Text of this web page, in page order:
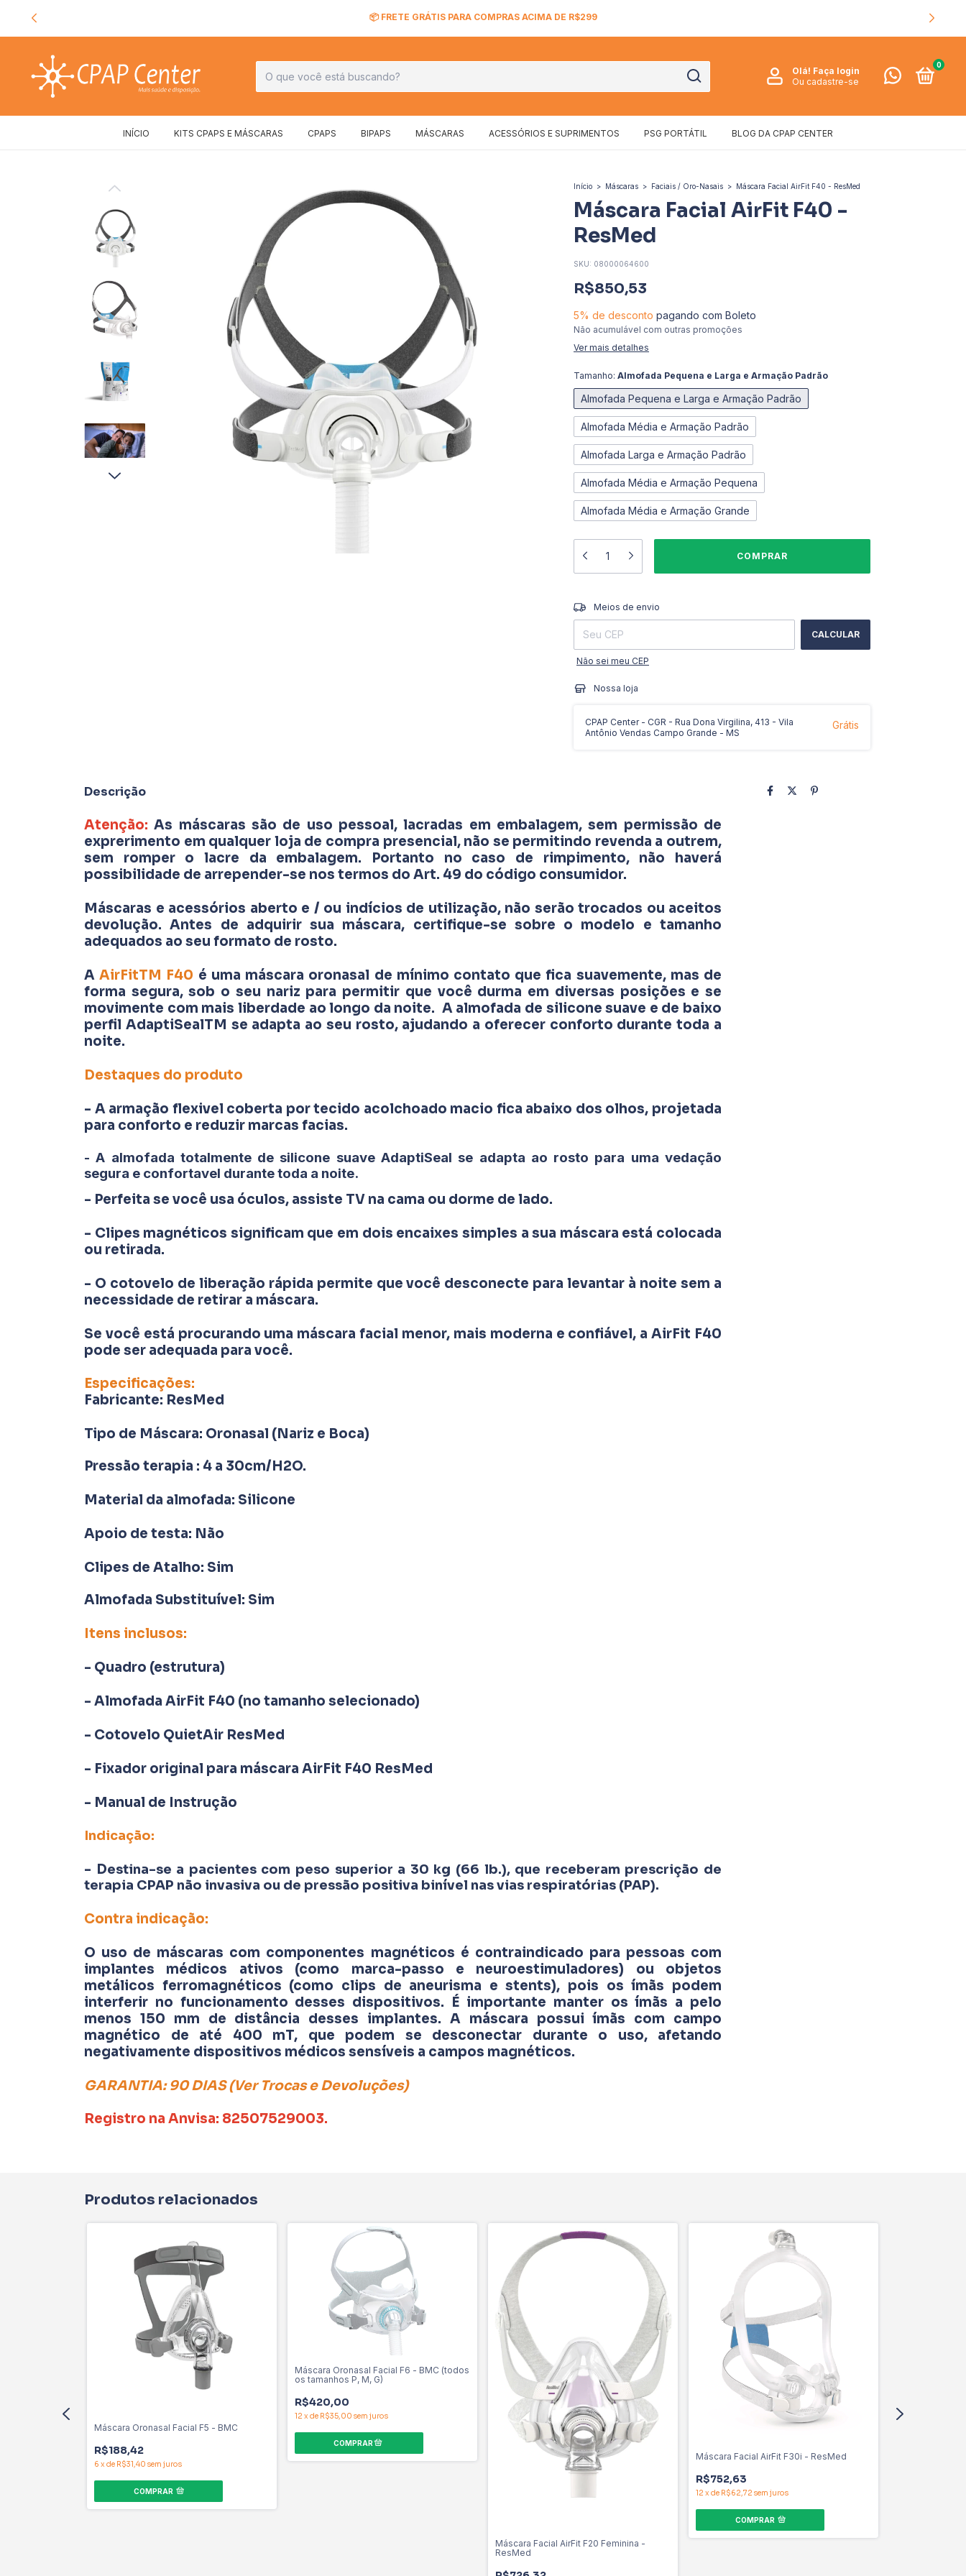
🛍️ RETIRE SEU PEDIDO NA LOJA!
Olá! Faça login
Ou cadastre-se
0
INÍCIO KITS CPAPS E MÁSCARAS CPAPS BIPAPS MÁSCARAS ACESSÓRIOS E SUPRIMENTOS PSG PORTÁTIL BLOG DA CPAP CENTER
Início > Máscaras > Faciais / Oro-Nasais > Máscara Facial AirFit F40 - ResMed
Máscara Facial AirFit F40 -
ResMed
SKU: 08000064600
R$850,53
5% de desconto pagando com Boleto
Não acumulável com outras promoções
Ver mais detalhes
Tamanho: Almofada Pequena e Larga e Armação Padrão
Almofada Pequena e Larga e Armação Padrão
Almofada Média e Armação Padrão
Almofada Larga e Armação Padrão
Almofada Média e Armação Pequena
Almofada Média e Armação Grande
Entregas para o CEP:
Meios de envio
CALCULAR
Não sei meu CEP
Nossa loja
CPAP Center - CGR - Rua Dona Virgilina, 413 - Vila
Antônio Vendas Campo Grande - MS
Grátis
Descrição
Atenção: As máscaras são de uso pessoal, lacradas em embalagem, sem permissão de
exprerimento em qualquer loja de compra presencial, não se permitindo revenda a outrem,
sem romper o lacre da embalagem. Portanto no caso de rimpimento, não haverá
possibilidade de arrepender-se nos termos do Art. 49 do código consumidor.
Máscaras e acessórios aberto e / ou indícios de utilização, não serão trocados ou aceitos
devolução. Antes de adquirir sua máscara, certifique-se sobre o modelo e tamanho
adequados ao seu formato de rosto.
AAirFitTM F40 é uma máscara oronasal de mínimo contato que fica suavemente, mas de
forma segura, sob o seu nariz para permitir que você durma em diversas posições e se
movimente com mais liberdade ao longo da noite. A almofada de silicone suave e de baixo
perfil AdaptiSealTM se adapta ao seu rosto, ajudando a oferecer conforto durante toda a
noite.
Destaques do produto
- A armação flexivel coberta por tecido acolchoado macio fica abaixo dos olhos, projetada
para conforto e reduzir marcas facias.
- A almofada totalmente de silicone suave AdaptiSeal se adapta ao rosto para uma vedação
segura e confortavel durante toda a noite.
- Perfeita se você usa óculos, assiste TV na cama ou dorme de lado.
- Clipes magnéticos significam que em dois encaixes simples a sua máscara está colocada
ou retirada.
- O cotovelo de liberação rápida permite que você desconecte para levantar à noite sem a
necessidade de retirar a máscara.
Se você está procurando uma máscara facial menor, mais moderna e confiável, a AirFit F40
pode ser adequada para você.
Especificações:
Fabricante: ResMed
Tipo de Máscara: Oronasal (Nariz e Boca)
Pressão terapia : 4 a 30cm/H2O.
Material da almofada: Silicone
Apoio de testa: Não
Clipes de Atalho: Sim
Almofada Substituível: Sim
Itens inclusos:
- Quadro (estrutura)
- Almofada AirFit F40 (no tamanho selecionado)
- Cotovelo QuietAir ResMed
- Fixador original para máscara AirFit F40 ResMed
- Manual de Instrução
Indicação:
- Destina-se a pacientes com peso superior a 30 kg (66 lb.), que receberam prescrição de
terapia CPAP não invasiva ou de pressão positiva binível nas vias respiratórias (PAP).
Contra indicação:
O uso de máscaras com componentes magnéticos é contraindicado para pessoas com
implantes médicos ativos (como marca-passo e neuroestimuladores) ou objetos
metálicos ferromagnéticos (como clips de aneurisma e stents), pois os ímãs podem
interferir no funcionamento desses dispositivos. É importante manter os ímãs a pelo
menos 150 mm de distância desses implantes. A máscara possui ímãs com campo
magnético de até 400 mT, que podem se desconectar durante o uso, afetando
negativamente dispositivos médicos sensíveis a campos magnéticos.
GARANTIA: 90 DIAS (Ver Trocas e Devoluções)
Registro na Anvisa: 82507529003.
Produtos relacionados
Máscara Oronasal Facial F5 - BMC
R$188,42
6 x de R$31,40 sem juros
COMPRAR
Máscara Oronasal Facial F6 - BMC (todos
os tamanhos P, M, G)
R$420,00
12 x de R$35,00 sem juros
Máscara Facial AirFit F20 Feminina -
ResMed
Máscara Facial AirFit F30i - ResMed
R$752,63
12 x de R$62,72 sem juros
COMPRAR
11